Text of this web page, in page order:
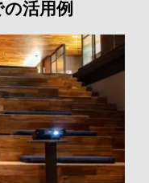
活用例